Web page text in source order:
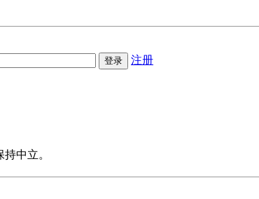
注册
中立。